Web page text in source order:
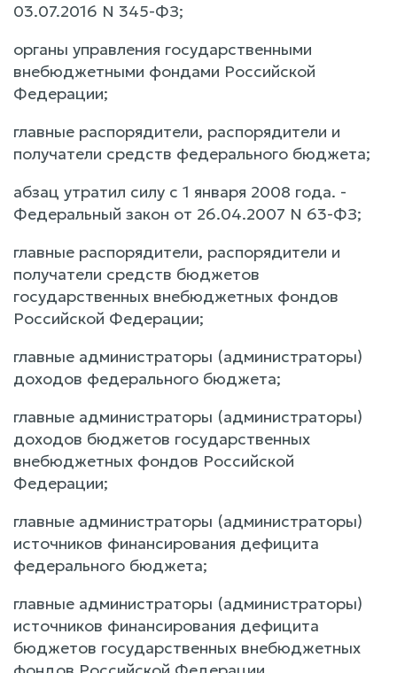
03.07.2016 N 345-ФЗ;
органы управления государственными
внебюджетными фондами Российской
Федерации;
главные распорядители, распорядители и
получатели средств федерального бюджета;
абзац утратил силу с 1 января 2008 года. -
Федеральный закон от 26.04.2007 N 63-ФЗ;
главные распорядители, распорядители и
получатели средств бюджетов
государственных внебюджетных фондов
Российской Федерации;
главные администраторы (администраторы)
доходов федерального бюджета;
главные администраторы (администраторы)
доходов бюджетов государственных
внебюджетных фондов Российской
Федерации;
главные администраторы (администраторы)
источников финансирования дефицита
федерального бюджета;
главные администраторы (администраторы)
источников финансирования дефицита
бюджетов государственных внебюджетных